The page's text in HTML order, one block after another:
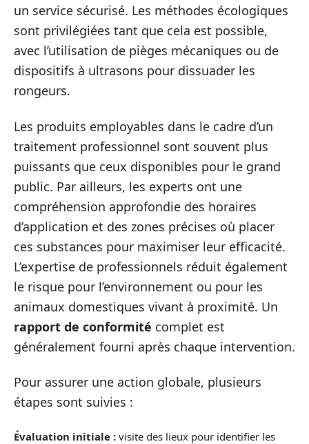
un service sécurisé. Les méthodes écologiques
sont privilégiées tant que cela est possible,
avec l’utilisation de pièges mécaniques ou de
dispositifs à ultrasons pour dissuader les
rongeurs.
Les produits employables dans le cadre d’un
traitement professionnel sont souvent plus
puissants que ceux disponibles pour le grand
public. Par ailleurs, les experts ont une
compréhension approfondie des horaires
d’application et des zones précises où placer
ces substances pour maximiser leur efficacité.
L’expertise de professionnels réduit également
le risque pour l’environnement ou pour les
animaux domestiques vivant à proximité. Un
rapport de conformité complet est
généralement fourni après chaque intervention.
Pour assurer une action globale, plusieurs
étapes sont suivies :
Évaluation initiale : visite des lieux pour identifier les